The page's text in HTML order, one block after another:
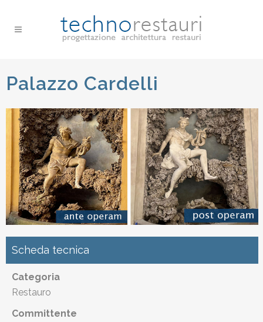
Palazzo Cardelli
Scheda tecnica
Categoria
Restauro
Committente